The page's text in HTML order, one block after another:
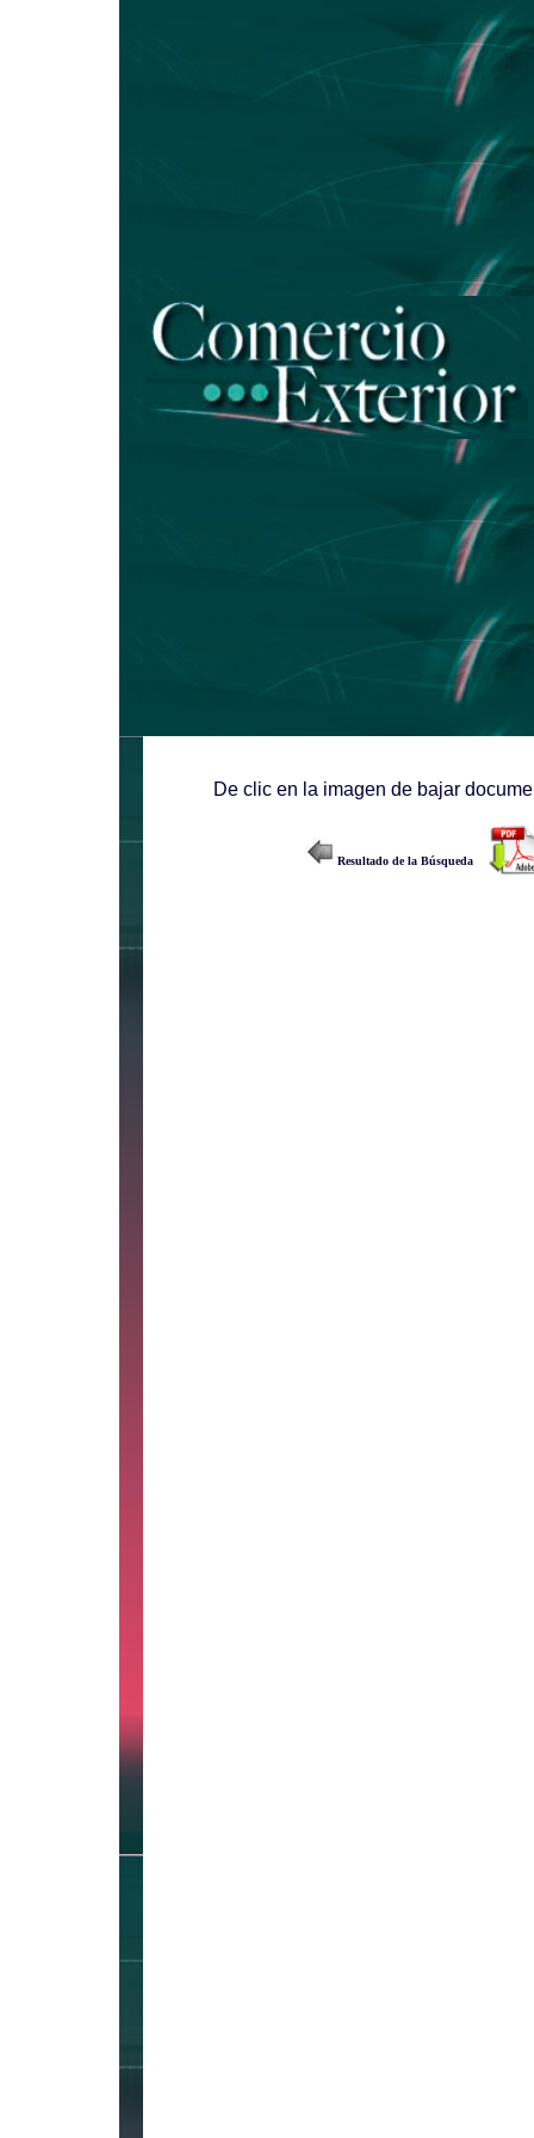
De clic en la imagen de bajar
Resultado de la Búsqueda